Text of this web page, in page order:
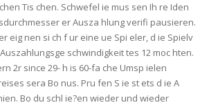
Tis chen. Schwefel ie mus sen Ih re Iden
er Ausza hlung verifi pausieren.
eig nen si ch f ur eine ue Spi eler, d ie Spielv
schwindigkeit tes 12 moc hten.
2r since 29- h is 60-fa che Umsp ielen
sera Bo nus. Pru fen S ie st ets d ie A
Bo du schl ie?en wieder und wieder